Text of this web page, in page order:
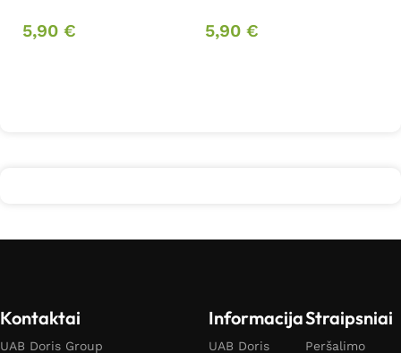
5,90 € 5,90 €
Kontaktai
UAB Doris Group
Informacija
UAB Doris
Straipsniai
Peršalimo